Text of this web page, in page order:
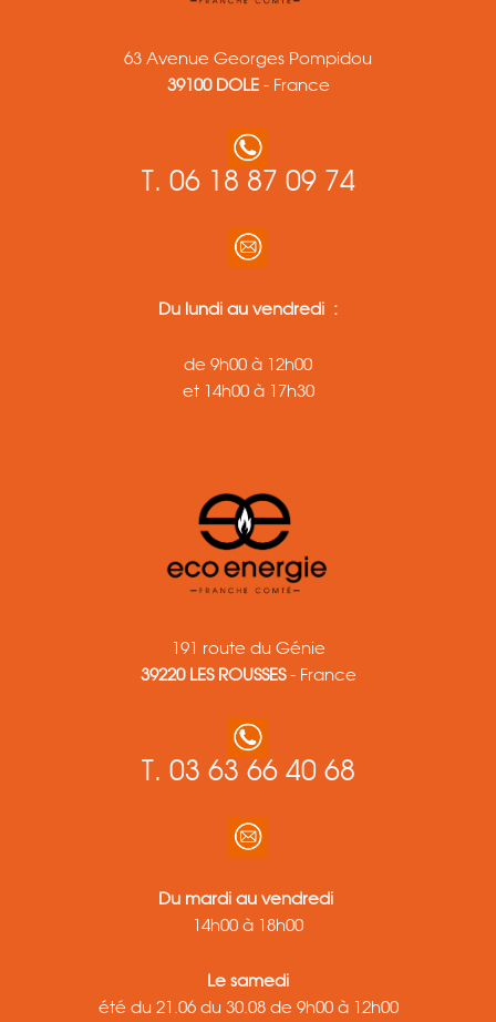
63 Avenue Georges Pompidou
39100 DOLE- France
T. 06 18 87 09 74
Du lundi au vendredi :
de 9h00 à 12h00
et 14h00 à 17h30
191 route du Génie
39220 LES ROUSSES- France
T. 03 63 66 40 68
Du mardi au vendredi
14h00 à 18h00
Le samedi
été du 21.06 du 30.08 de 9h00 à 12h00